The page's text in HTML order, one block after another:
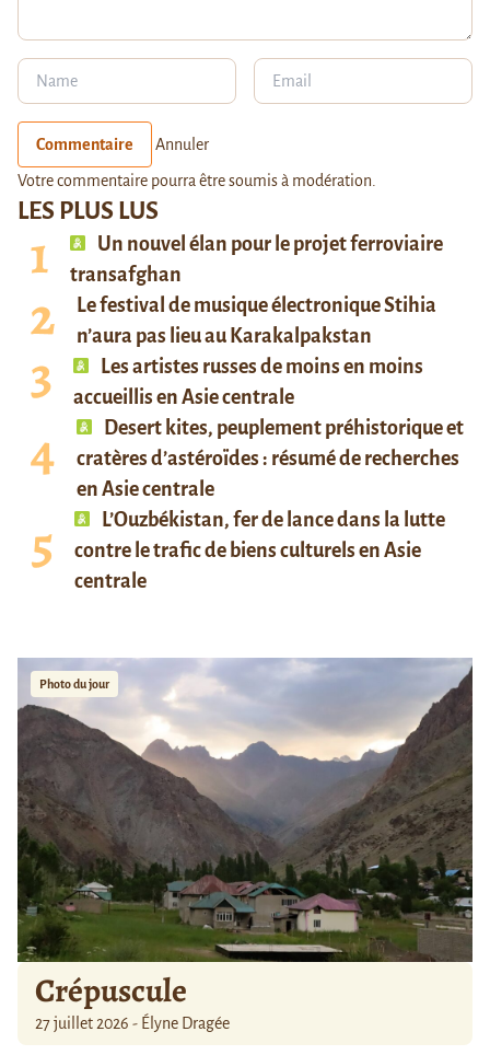
LES PLUS LUS
Un nouvel élan pour le projet ferroviaire
transafghan
Le festival de musique électronique Stihia
n’aura pas lieu au Karakalpakstan
Les artistes russes de moins en moins
accueillis en Asie centrale
Desert kites, peuplement préhistorique et
cratères d’astéroïdes : résumé de recherches
en Asie centrale
L’Ouzbékistan, fer de lance dans la lutte
contre le trafic de biens culturels en Asie
centrale
Photo du jour
Crépuscule
27 juillet 2026 - Élyne Dragée
Commentaire Annuler
Votre commentaire pourra être soumis à modération.